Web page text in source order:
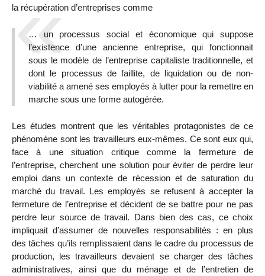
la récupération d’entreprises comme
… un processus social et économique qui suppose
l’existence d’une ancienne entreprise, qui fonctionnait
sous le modèle de l’entreprise capitaliste traditionnelle, et
dont le processus de faillite, de liquidation ou de non-
viabilité a amené ses employés à lutter pour la remettre en
marche sous une forme autogérée.
Les études montrent que les véritables protagonistes de ce
phénomène sont les travailleurs eux-mêmes. Ce sont eux qui,
face à une situation critique comme la fermeture de
l’entreprise, cherchent une solution pour éviter de perdre leur
emploi dans un contexte de récession et de saturation du
marché du travail. Les employés se refusent à accepter la
fermeture de l’entreprise et décident de se battre pour ne pas
perdre leur source de travail. Dans bien des cas, ce choix
impliquait d’assumer de nouvelles responsabilités : en plus
des tâches qu’ils remplissaient dans le cadre du processus de
production, les travailleurs devaient se charger des tâches
administratives, ainsi que du ménage et de l’entretien de